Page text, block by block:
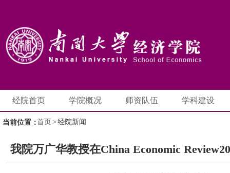
经院首页 学院概况 师资队伍 学科建设
当前位置：首页 > 经院新闻
我院万广华教授在China Economic